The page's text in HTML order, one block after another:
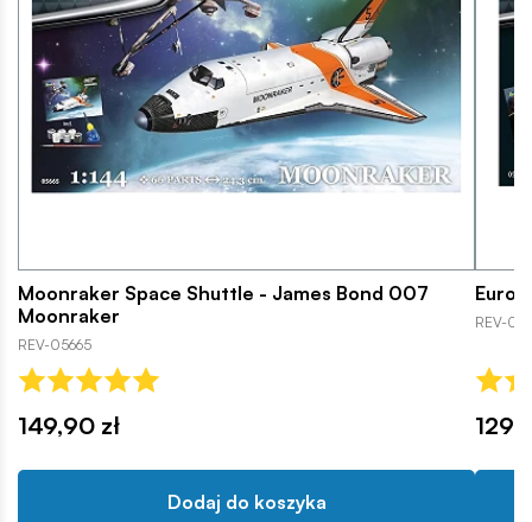
Moonraker Space Shuttle - James Bond 007
Moonraker
REV-05665
149,90 zł
Dodaj do koszyka
REV-